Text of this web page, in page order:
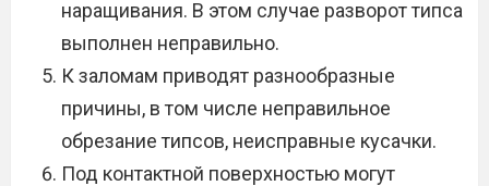
наращивания. В этом случае разворот типса
выполнен неправильно.
К заломам приводят разнообразные
причины, в том числе неправильное
обрезание типсов, неисправные кусачки.
Под контактной поверхностью могут